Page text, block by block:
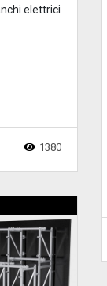
elettrici
1380